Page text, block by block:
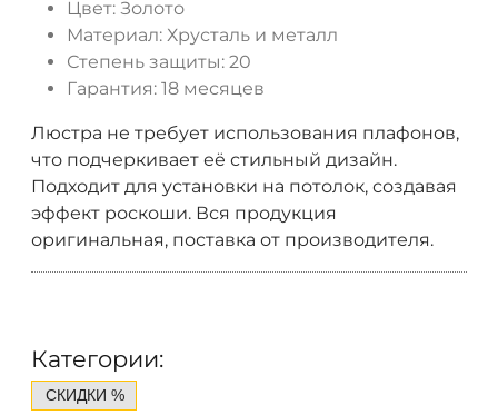
Цвет: Золото
Материал: Хрусталь и металл
Степень защиты: 20
Гарантия: 18 месяцев
Люстра не требует использования плафонов,
что подчеркивает её стильный дизайн.
Подходит для установки на потолок, создавая
эффект роскоши. Вся продукция
оригинальная, поставка от производителя.
Категории:
СКИДКИ %